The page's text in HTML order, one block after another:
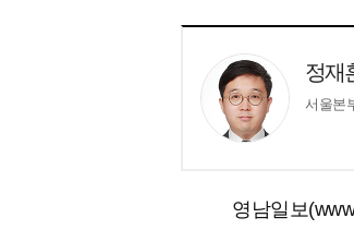
정재
서울본
영남일보